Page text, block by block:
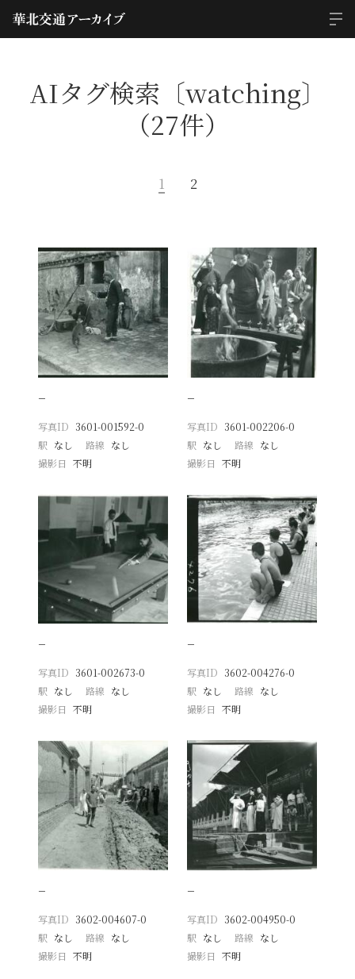
AIタグ検索〔watching〕
（27件）
1 2
−
写真ID 3601-001592-0
駅 なし 路線 なし
撮影日
不明
−
写真ID 3601-002206-0
駅 なし 路線 なし
撮影日 不明
−
写真ID 3601-002673-0
駅 なし 路線 なし
撮影日
不明
−
写真ID 3602-004276-0
駅 なし 路線 なし
撮影日 不明
−
写真ID 3602-004607-0
駅 なし 路線 なし
撮影日
不明
−
写真ID 3602-004950-0
駅 なし 路線 なし
撮影日 不明